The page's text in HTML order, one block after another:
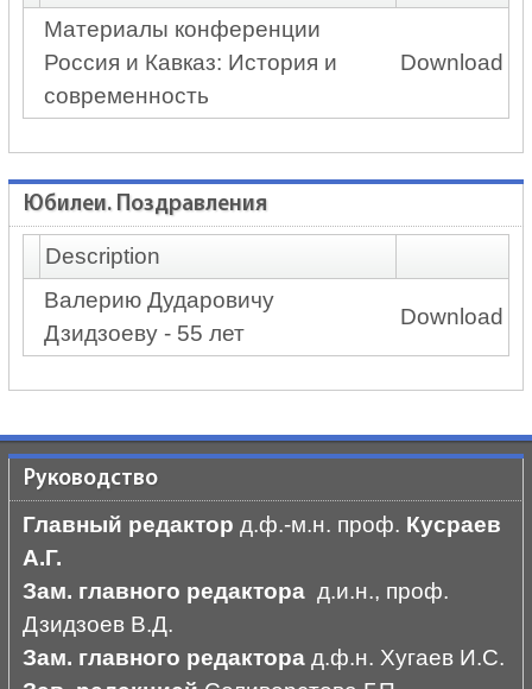
Материалы конференции
Россия и Кавказ: История и
современность
Download
Юбилеи. Поздравления
Description
Валерию Дударовичу
Дзидзоеву - 55 лет
Download
Руководство
Главный редактор д.ф.-м.н. проф. Кусраев
А.Г.
Зам. главного редактора д.и.н., проф.
Дзидзоев В.Д.
Зам. главного редакторад.ф.н. Хугаев И.С.